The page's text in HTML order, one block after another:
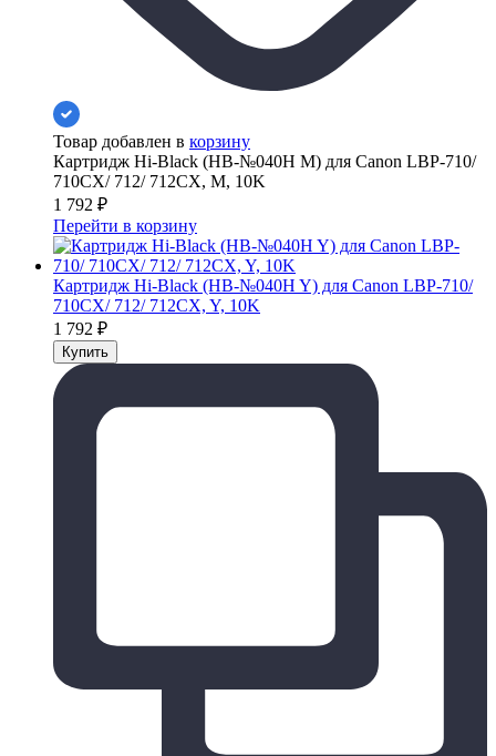
Товар добавлен в корзину
Картридж Hi-Black (HB-№040H M) для Canon LBP-710/
710CX/ 712/ 712CX, M, 10K
1 792 ₽
Перейти в корзину
Картридж Hi-Black (HB-№040H Y) для Canon LBP-710/
710CX/ 712/ 712CX, Y, 10K
1 792 ₽